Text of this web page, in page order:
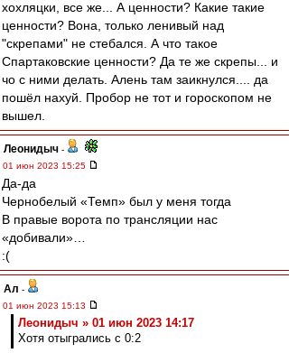
хохляцки, все же... А ценности? Какие такие
ценности? Вона, только ленивый над
"скрепами" не стебался. А что такое
Спартаковские ценности? Да те же скрепы... и
чо с ними делать. Алень там заикнулся.... да
пошёл нахуй. Пробор не тот и гороскопом не
вышел.
Леонидыч -
01 июн 2023 15:25
Да-да
Чернобелый «Темп» был у меня тогда
В правые ворота по трансляции нас
«добивали»…
:(
Ал -
01 июн 2023 15:13
Леонидыч » 01 июн 2023 14:17
Хотя отыгрались с 0:2